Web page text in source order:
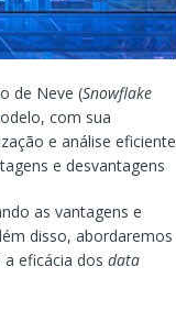
de Neve (Snowflake
com sua
e análise eficiente
e desvantagens
as vantagens e
disso, abordaremos
a eficácia dosdata